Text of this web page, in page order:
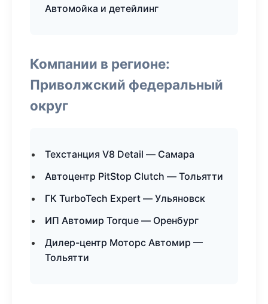
Автомойка и детейлинг
Компании в регионе:
Приволжский федеральный
округ
Техстанция V8 Detail — Самара
Автоцентр PitStop Clutch — Тольятти
ГК TurboTech Expert — Ульяновск
ИП Автомир Torque — Оренбург
Дилер-центр Моторс Автомир —
Тольятти